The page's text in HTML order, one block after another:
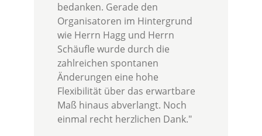
bedanken. Gerade den
Organisatoren im Hintergrund
wie Herrn Hagg und Herrn
Schäufle wurde durch die
zahlreichen spontanen
Änderungen eine hohe
Flexibilität über das erwartbare
Maß hinaus abverlangt. Noch
einmal recht herzlichen Dank."